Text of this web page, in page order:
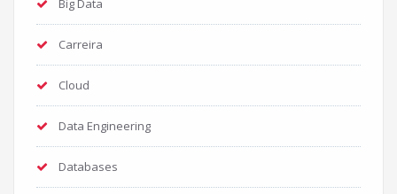
Big Data
Carreira
Cloud
Data Engineering
Databases